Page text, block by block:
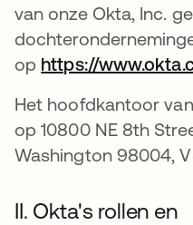
van onze Okta, Inc.
op https://
Het hoofdkantoor
op 10800 NE 8th
Washington 98004,
II. Okta's rollen en